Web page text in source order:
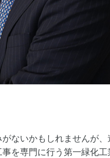
ないかもしれませんが
を専門に行う第一緑化